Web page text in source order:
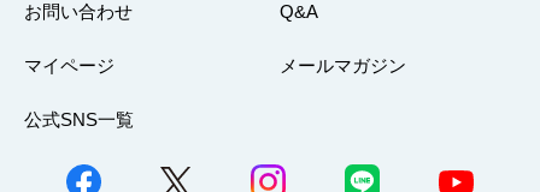
お問い合わせ Q&A
マイページ メールマガジン
公式SNS一覧